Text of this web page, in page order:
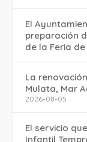
El
preparación
de la Feria
La
Mulata, Mar
2026-08-05
El servicio
Infantil